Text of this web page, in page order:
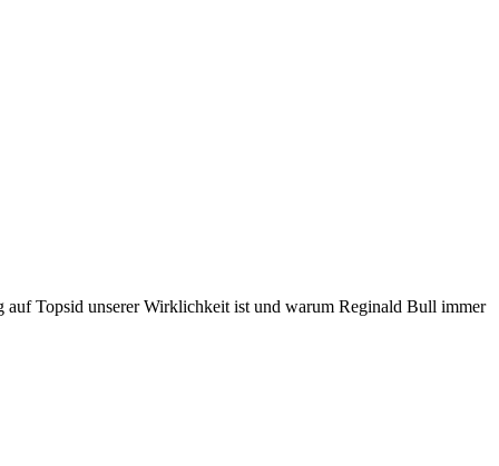
Topsid unserer Wirklichkeit ist und warum Reginald Bull immer